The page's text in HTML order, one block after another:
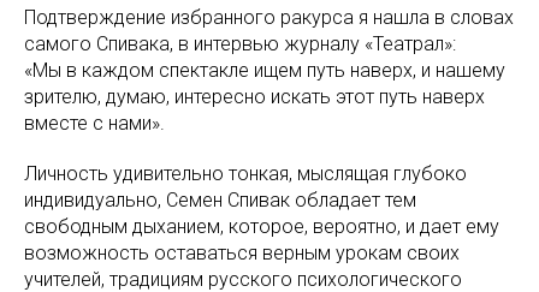
Подтверждение избранного ракурса я нашла в словах
самого Спивака, в интервью журналу «Театрал»:
«Мы в каждом спектакле ищем путь наверх, и нашему
зрителю, думаю, интересно искать этот путь наверх
вместе с нами».
Личность удивительно тонкая, мыслящая глубоко
индивидуально, Семен Спивак обладает тем
свободным дыханием, которое, вероятно, и дает ему
возможность оставаться верным урокам своих
учителей, традициям русского психологического